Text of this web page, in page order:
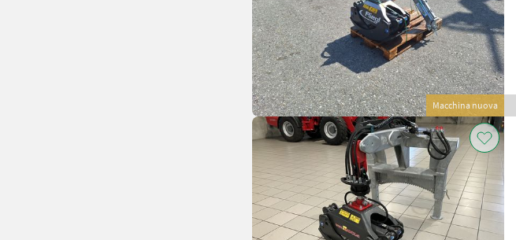
Macchina nuova